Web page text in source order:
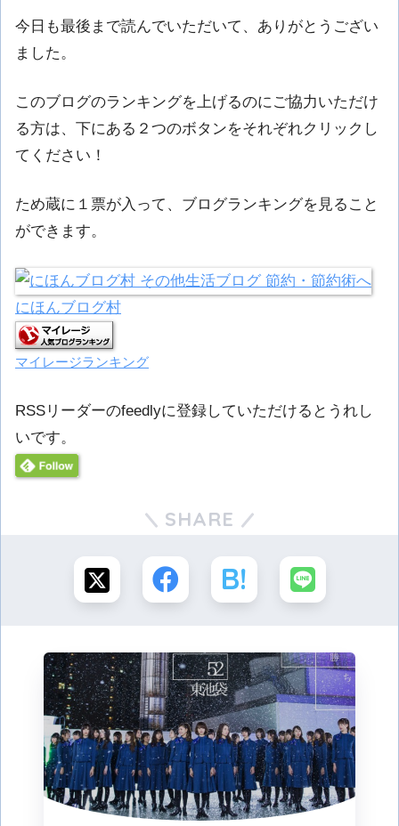
今日も最後まで読んでいただいて、ありがとうござい
ました。
このブログのランキングを上げるのにご協力いただけ
る方は、下にある２つのボタンをそれぞれクリックし
てください！
ため蔵に１票が入って、ブログランキングを見ること
ができます。
にほんブログ村
マイレージランキング
RSSリーダーのfeedlyに登録していただけるとうれし
いです。
SHARE